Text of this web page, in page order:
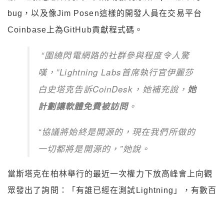
bug，以及像Jim Posen這樣的開發人員在交易平台
Coinbase上為GitHub貢獻程式碼。
“圍繞閃電網路的社群參與程度令人驚
嘆，”Lightning Labs首席執行官伊麗莎
白史塔克告訴CoinDesk，她補充說， 她
計劃讓軟體免費被訪問。
“協議將始終是開源的，現在我們所做的
一切都將是開源的，”她說。
當斯塔克在柏林舉行的最近一次權力下放高峰會上向觀
眾發出了詢問：「有誰已經在測試Lightning」，有數百